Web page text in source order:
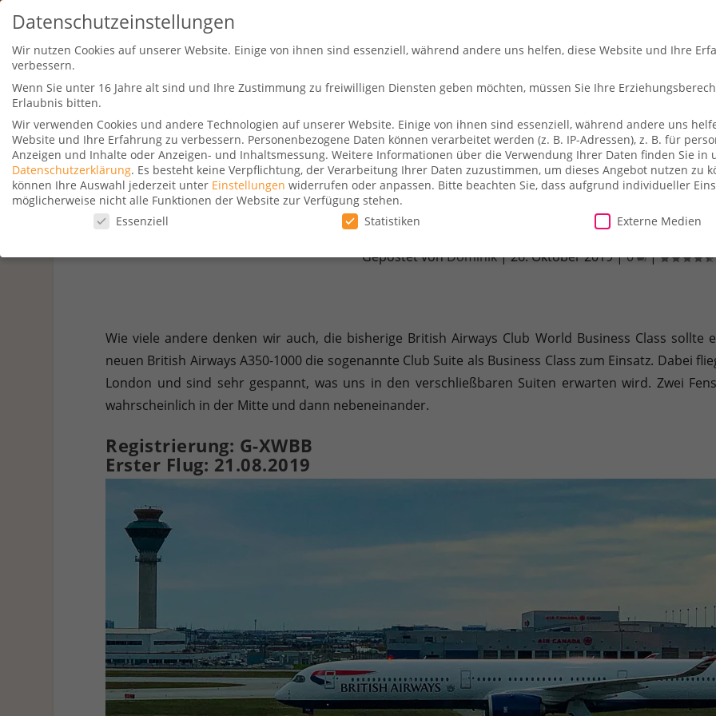
Travel Kurse Aktionen Hotelsuche So fliegt ihr Merch-Shop Payback Alles
British Airways A350-1000 Club Suite Business
Gepostet vonDominik|26. Oktober 2019|0 |
Wie viele andere denken wir auch, die bisherige British Airways Club World Business Class
neuen British Airways A350-1000 die sogenannte Club Suite als Business Class zum Einsatz. Dabei
London und sind sehr gespannt, was uns in den verschließbaren Suiten erwarten wird. Zwei
wahrscheinlich in der Mitte und dann nebeneinander.
Registrierung: G-XWBB
Erster Flug: 21.08.2019
Datenschutzeinstellungen
Wir nutzen Cookies auf unserer Website. Einige von ihnen sind essenziell, während andere uns helfen, diese Website und Ihre
verbessern.
Wenn Sie unter 16 Jahre alt sind und Ihre Zustimmung zu freiwilligen Diensten geben möchten, müssen Sie Ihre
Erlaubnis bitten.
Wir verwenden Cookies und andere Technologien auf unserer Website. Einige von ihnen sind essenziell, während andere uns
Website und Ihre Erfahrung zu verbessern. Personenbezogene Daten können verarbeitet werden (z. B. IP-Adressen), z. B. für
Anzeigen und Inhalte oder Anzeigen- und Inhaltsmessung. Weitere Informationen über die Verwendung Ihrer Daten finden Sie in
Datenschutzerklärung. Es besteht keine Verpflichtung, der Verarbeitung Ihrer Daten zuzustimmen, um dieses Angebot nutzen zu
können Ihre Auswahl jederzeit unter Einstellungen widerrufen oder anpassen. Bitte beachten Sie, dass aufgrund individueller
möglicherweise nicht alle Funktionen der Website zur Verfügung stehen.
Datenschutzeinstellungen
Essenziell Statistiken Externe Medien
Datenschutzeinstellungen
Verwendung Ihrer Daten finden Sie in unsererDatenschutzerklärung. Es besteht keine Verpflichtung, der Verarbeitung Ihrer
beachten Sie, dass aufgrund individueller Einstellungen möglicherweise nicht alle Funktionen der Website zur Verfügung stehen.
Hier finden Sie eine Übersicht über alle verwendeten Cookies. Sie können Ihre Einwilligung zu ganzen Kategorien geben oder
Cookies auswählen.
Datenschutzeinstellungen
Externe Medien (7)
Inhalte von Videoplattformen und Social-Media-Plattformen werden standardmäßig blockiert. Wenn Cookies von externen Medien akzeptiert werden,
Cookie-Informationen anzeigen